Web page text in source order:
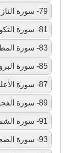
79- سورة النازعات
81- سورة التكوير
83- سورة المطففين
85- سورة البروج
87- سورة الأعلى
89- سورة الفجر
91- سورة الشمس
93- سورة الضحى